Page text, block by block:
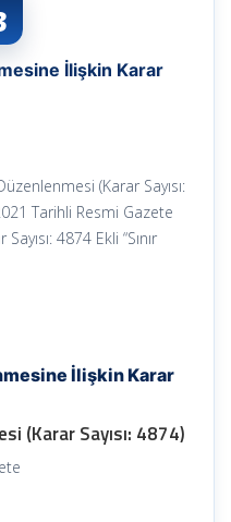
İlişkin Karar
(Karar Sayısı:
Tarihli Resmi Gazete
4874 Ekli “Sınır
İlişkin Karar
(Karar Sayısı: 4874)